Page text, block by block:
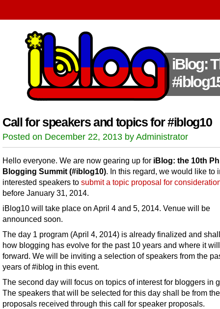
iBlog:
Call for speakers and topics for #iblog10
Posted on December 22, 2013 by Administrator
Hello everyone. We are now gearing up for iBlog: the 10th
Blogging Summit (#iblog10). In this regard, we would like to
interested speakers to submit a topic proposal for
before January 31, 2014.
iBlog10 will take place on April 4 and 5, 2014. Venue will be
announced soon.
The day 1 program (April 4, 2014) is already finalized and
how blogging has evolve for the past 10 years and where it
forward. We will be inviting a selection of speakers from the
years of #iblog in this event.
The second day will focus on topics of interest for bloggers in
The speakers that will be selected for this day shall be from the
proposals received through this call for speaker proposals.